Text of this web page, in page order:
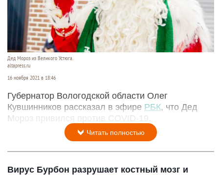
Дед Мороз из Великого Устюга.
altapress.ru
16 ноября 2021 в 18:46
Губернатор Вологодской области Олег
Кувшинников рассказал в эфире РБК, что Дед
Мороз привился против COVID-19.
Читать полностью
Вирус Бурбон разрушает костный мозг и